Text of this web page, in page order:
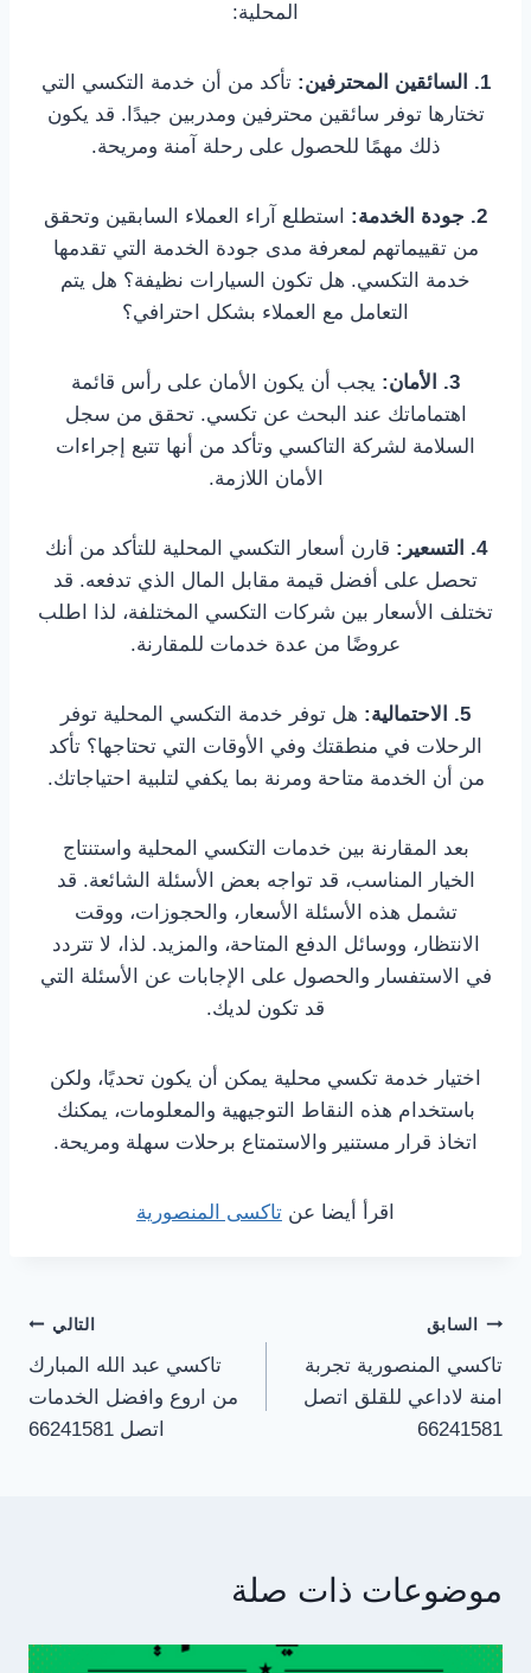
المحلية:
1. السائقين المحترفين:
تأكد من أن خدمة التكسي التي
تختارها توفر سائقين محترفين ومدربين جيدًا. قد يكون
ذلك مهمًا للحصول على رحلة آمنة ومريحة.
2. جودة الخدمة:
استطلع آراء العملاء السابقين وتحقق
من تقييماتهم لمعرفة مدى جودة الخدمة التي تقدمها
خدمة التكسي. هل تكون السيارات نظيفة؟ هل يتم
التعامل مع العملاء بشكل احترافي؟
3. الأمان:
يجب أن يكون الأمان على رأس قائمة
اهتماماتك عند البحث عن تكسي. تحقق من سجل
السلامة لشركة التاكسي وتأكد من أنها تتبع إجراءات
الأمان اللازمة.
4. التسعير:
قارن أسعار التكسي المحلية للتأكد من أنك
تحصل على أفضل قيمة مقابل المال الذي تدفعه. قد
تختلف الأسعار بين شركات التكسي المختلفة، لذا اطلب
عروضًا من عدة خدمات للمقارنة.
5. الاحتمالية:
هل توفر خدمة التكسي المحلية توفر
الرحلات في منطقتك وفي الأوقات التي تحتاجها؟ تأكد
من أن الخدمة متاحة ومرنة بما يكفي لتلبية احتياجاتك.
بعد المقارنة بين خدمات التكسي المحلية واستنتاج
الخيار المناسب، قد تواجه بعض الأسئلة الشائعة. قد
تشمل هذه الأسئلة الأسعار، والحجوزات، ووقت
الانتظار، ووسائل الدفع المتاحة، والمزيد. لذا، لا تتردد
في الاستفسار والحصول على الإجابات عن الأسئلة التي
قد تكون لديك.
اختيار خدمة تكسي محلية يمكن أن يكون تحديًا، ولكن
باستخدام هذه النقاط التوجيهية والمعلومات، يمكنك
اتخاذ قرار مستنير والاستمتاع برحلات سهلة ومريحة.
اقرأ أيضا عن تاكسى المنصورية
تصفّح
المقالات
السابق
تاكسي المنصورية تجربة
امنة لاداعي للقلق اتصل
66241581
التالي
تاكسي عبد الله المبارك
من اروع وافضل الخدمات
اتصل 66241581
موضوعات ذات صلة